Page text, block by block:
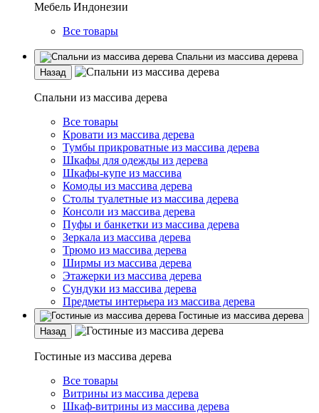
Мебель Индонезии
Все товары
Спальни из массива дерева
Назад
Спальни из массива дерева
Все товары
Кровати из массива дерева
Тумбы прикроватные из массива дерева
Шкафы для одежды из дерева
Шкафы-купе из массива
Комоды из массива дерева
Столы туалетные из массива дерева
Консоли из массива дерева
Пуфы и банкетки из массива дерева
Зеркала из массива дерева
Трюмо из массива дерева
Ширмы из массива дерева
Этажерки из массива дерева
Сундуки из массива дерева
Предметы интерьера из массива дерева
Гостиные из массива дерева
Назад
Гостиные из массива дерева
Все товары
Витрины из массива дерева
Шкаф-витрины из массива дерева